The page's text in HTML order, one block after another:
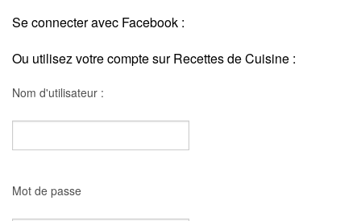
Se connecter avec Facebook :
Ou utilisez votre compte sur Recettes de Cuisine :
Nom d'utilisateur :
Mot de passe